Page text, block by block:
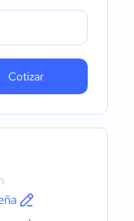
Cotizar